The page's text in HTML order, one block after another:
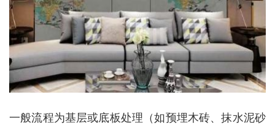
一般流程为基层或底板处理（如预埋木砖、抹水泥砂